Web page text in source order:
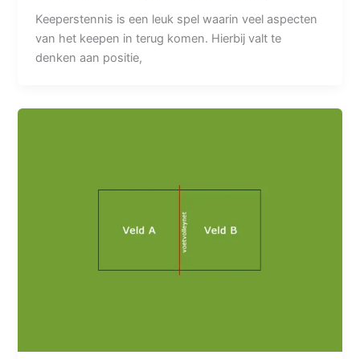
Keeperstennis is een leuk spel waarin veel aspecten
van het keepen in terug komen. Hierbij valt te
denken aan positie,